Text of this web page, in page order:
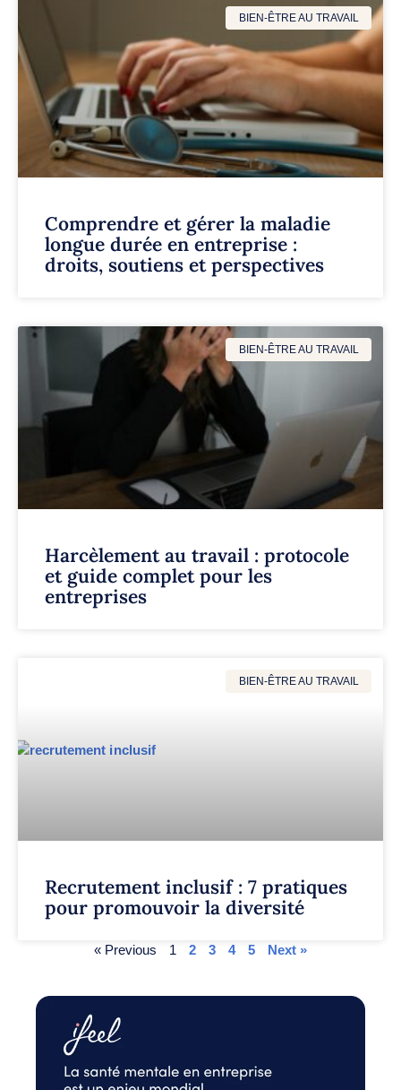
BIEN-ÊTRE AU TRAVAIL
Comprendre et gérer la maladie
longue durée en entreprise :
droits, soutiens et perspectives
BIEN-ÊTRE AU TRAVAIL
Harcèlement au travail : protocole
et guide complet pour les
entreprises
BIEN-ÊTRE AU TRAVAIL
Recrutement inclusif : 7 pratiques
pour promouvoir la diversité
« Previous 1 2 3 4 5 Next »